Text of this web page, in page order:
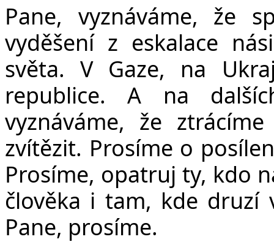
Pane, vyznáváme, že
vyděšení z eskalace
světa. V Gaze, na
republice. A na
vyznáváme, že
zvítězit. Prosíme o
Prosíme, opatruj ty, kdo
člověka i tam, kde druzí
Pane, prosíme.